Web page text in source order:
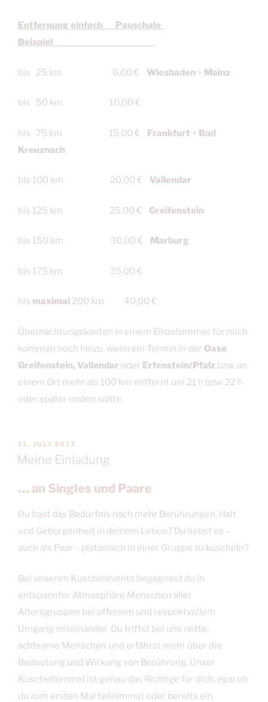
Entfernung einfach Pauschale
Beispiel
bis 25 km 0,00 € Wiesbaden + Mainz
bis 50 km 10,00 €
bis 75 km 15,00 € Frankfurt + Bad
Kreuznach
bis 100 km 20,00 € Vallendar
bis 125 km 25,00 € Greifenstein
bis 150 km 30,00 € Marburg
bis 175 km 35,00 €
bis maximal 200 km 40,00 €
Übernachtungskosten in einem Einzelzimmer für mich
kommen noch hinzu, wenn ein Termin in der Oase
Greifenstein, Vallendar oder Erfenstein/Pfalz bzw. an
einem Ort mehr als 100 km entfernt um 21 h bzw. 22 h
oder später enden sollte.
VERÖFFENTLICHT
AM
11. JULI 2017
Meine Einladung
… an Singles und Paare
Du hast das Bedürfnis nach mehr Berührungen, Halt
und Geborgenheit in deinem Leben? Du liebst es –
auch als Paar – platonisch in einer Gruppe zu kuscheln?
Bei unseren Kuschelevents begegnest du in
entspannter Atmosphäre Menschen aller
Altersgruppen bei offenem und respektvollem
Umgang miteinander. Du triffst bei uns nette,
achtsame Menschen und erfährst mehr über die
Bedeutung und Wirkung von Berührung. Unser
Kuschelhimmel ist genau das Richtige für dich, egal ob
du zum ersten Mal teilnimmst oder bereits ein